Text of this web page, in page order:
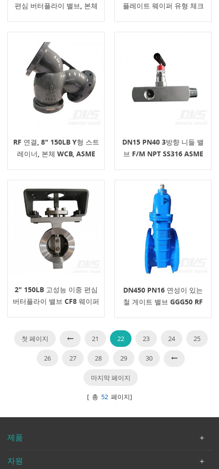
편심 버터플라이 밸브, 본체
플레이트 웨이퍼 유형 체크
RF 연결, 8" 150LB Y형 스트
레이너, 본체 WCB, ASME
DN15 PN40 3방향 니들 밸
브 F/M NPT SS316 ASME
2" 150LB 고성능 이중 편심
버터플라이 밸브 CF8 웨이퍼
DN450 PN16 연성이 있는
철 게이트 밸브 GGG50 RF
첫 페이지 21 22 23 24 25
26 27 28 29 30
마지막 페이지
[ 총 52 페이지]
제품
자원